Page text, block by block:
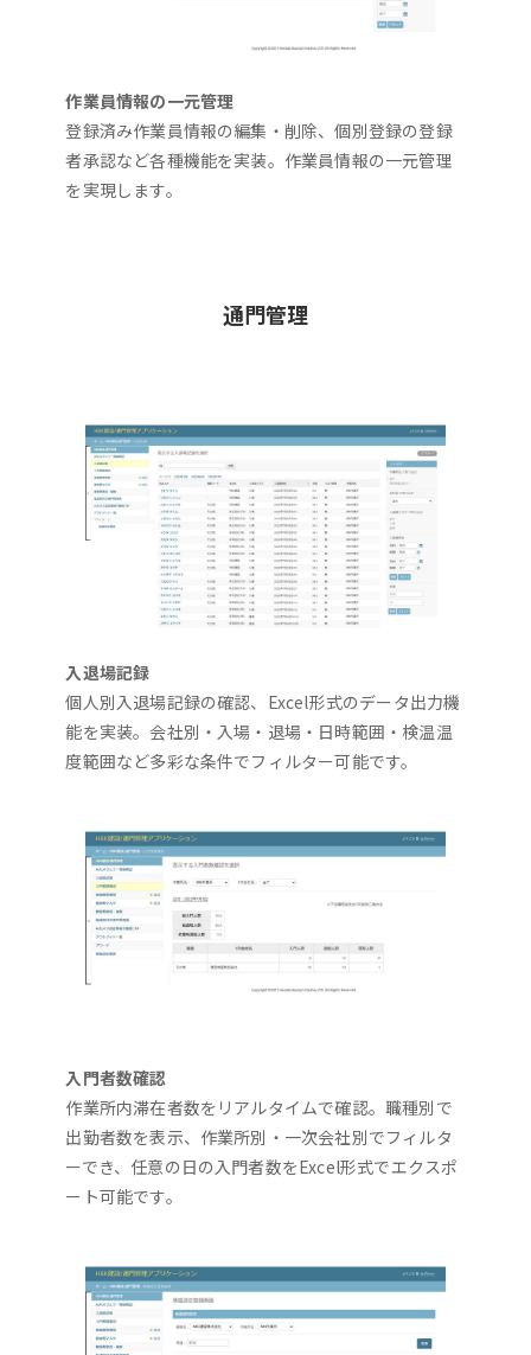
作業員情報の一元管理
登録済み作業員情報の編集・削除、個別登録の登録
者承認など各種機能を実装。作業員情報の一元管理
を実現します。
通門管理
入退場記録
個人別入退場記録の確認、Excel形式のデータ出力機
能を実装。会社別・入場・退場・日時範囲・検温温
度範囲など多彩な条件でフィルター可能です。
入門者数確認
作業所内滞在者数をリアルタイムで確認。職種別で
出勤者数を表示、作業所別・一次会社別でフィルタ
ーでき、任意の日の入門者数をExcel形式でエクスポ
ート可能です。